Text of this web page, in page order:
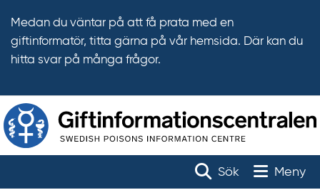
Medan du väntar på att få prata med en
giftinformatör, titta gärna på vår hemsida. Där kan du
hitta svar på många frågor.
Sök Toggle
Meny